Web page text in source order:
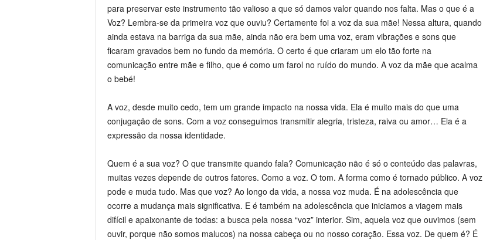
para preservar este instrumento tão valioso a que só damos valor quando nos falta. Mas o que é a
Voz? Lembra-se da primeira voz que ouviu? Certamente foi a voz da sua mãe! Nessa altura, quando
ainda estava na barriga da sua mãe, ainda não era bem uma voz, eram vibrações e sons que
ficaram gravados bem no fundo da memória. O certo é que criaram um elo tão forte na
comunicação entre mãe e filho, que é como um farol no ruído do mundo. A voz da mãe que acalma
o bebé!
A voz, desde muito cedo, tem um grande impacto na nossa vida. Ela é muito mais do que uma
conjugação de sons. Com a voz conseguimos transmitir alegria, tristeza, raiva ou amor… Ela é a
expressão da nossa identidade.
Quem é a sua voz? O que transmite quando fala? Comunicação não é só o conteúdo das palavras,
muitas vezes depende de outros fatores. Como a voz. O tom. A forma como é tornado público. A voz
pode e muda tudo. Mas que voz? Ao longo da vida, a nossa voz muda. É na adolescência que
ocorre a mudança mais significativa. E é também na adolescência que iniciamos a viagem mais
difícil e apaixonante de todas: a busca pela nossa “voz” interior. Sim, aquela voz que ouvimos (sem
ouvir, porque não somos malucos) na nossa cabeça ou no nosso coração. Essa voz. De quem é? É